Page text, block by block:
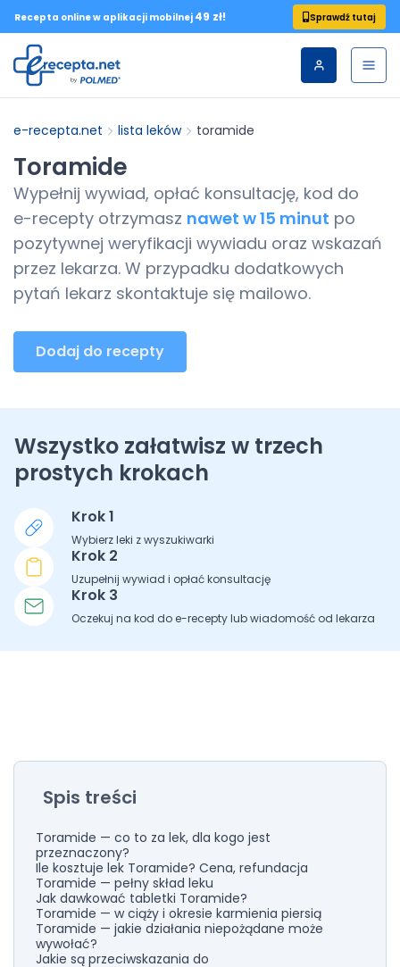
Recepta online w aplikacji mobilnej 49 zł! Sprawdź tutaj
e-recepta.net lista leków toramide
Toramide
Wypełnij wywiad, opłać konsultację, kod do
e-recepty otrzymasz nawet w 15 minut po
pozytywnej weryfikacji wywiadu oraz wskazań
przez lekarza. W przypadku dodatkowych
pytań lekarz skontaktuje się mailowo.
Dodaj do recepty
Wszystko załatwisz w trzech
prostych krokach
Krok 1
Wybierz leki z wyszukiwarki
Krok 2
Uzupełnij wywiad i opłać konsultację
Krok 3
Oczekuj na kod do e-recepty lub wiadomość od lekarza
Spis treści
Toramide — co to za lek, dla kogo jest
przeznaczony?
Ile kosztuje lek Toramide? Cena, refundacja
Toramide — pełny skład leku
Jak dawkować tabletki Toramide?
Toramide — w ciąży i okresie karmienia piersią
Toramide — jakie działania niepożądane może
wywołać?
Jakie są przeciwskazania do